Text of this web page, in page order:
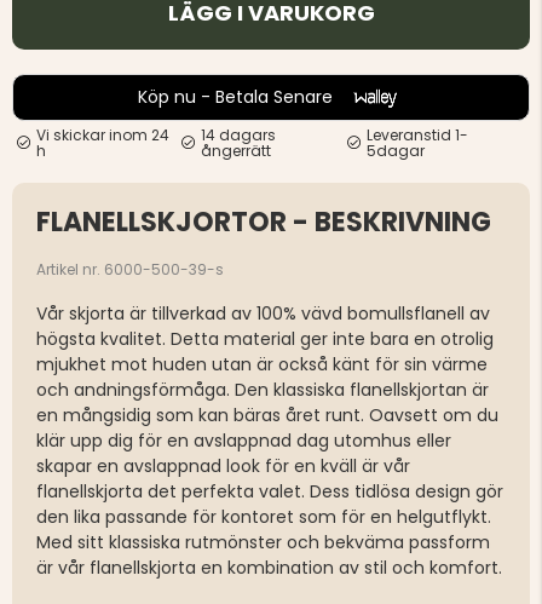
LÄGG I VARUKORG
Köp nu - Betala Senare
Vi skickar inom 24
h
14 dagars
ångerrätt
Leveranstid 1-
5dagar
FLANELLSKJORTOR - BESKRIVNING
Artikel nr. 6000-500-39-s
Vår skjorta är tillverkad av 100% vävd bomullsflanell av
högsta kvalitet. Detta material ger inte bara en otrolig
mjukhet mot huden utan är också känt för sin värme
och andningsförmåga. Den klassiska flanellskjortan är
en mångsidig som kan bäras året runt. Oavsett om du
klär upp dig för en avslappnad dag utomhus eller
skapar en avslappnad look för en kväll är vår
flanellskjorta det perfekta valet. Dess tidlösa design gör
den lika passande för kontoret som för en helgutflykt.
Med sitt klassiska rutmönster och bekväma passform
är vår flanellskjorta en kombination av stil och komfort.